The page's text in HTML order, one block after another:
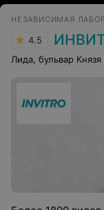
НЕЗАВИСИМАЯ
4.5
Лида, бульвар